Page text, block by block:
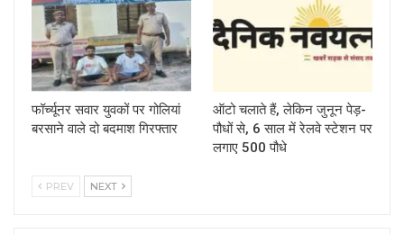
फॉर्च्यूनर सवार युवकों पर गोलियां
बरसाने वाले दो बदमाश गिरफ्तार
ऑटो चलाते हैं, लेकिन जुनून पेड़-
पौधों से, 6 साल में रेलवे स्टेशन पर
लगाए 500 पौधे
PREV NEXT